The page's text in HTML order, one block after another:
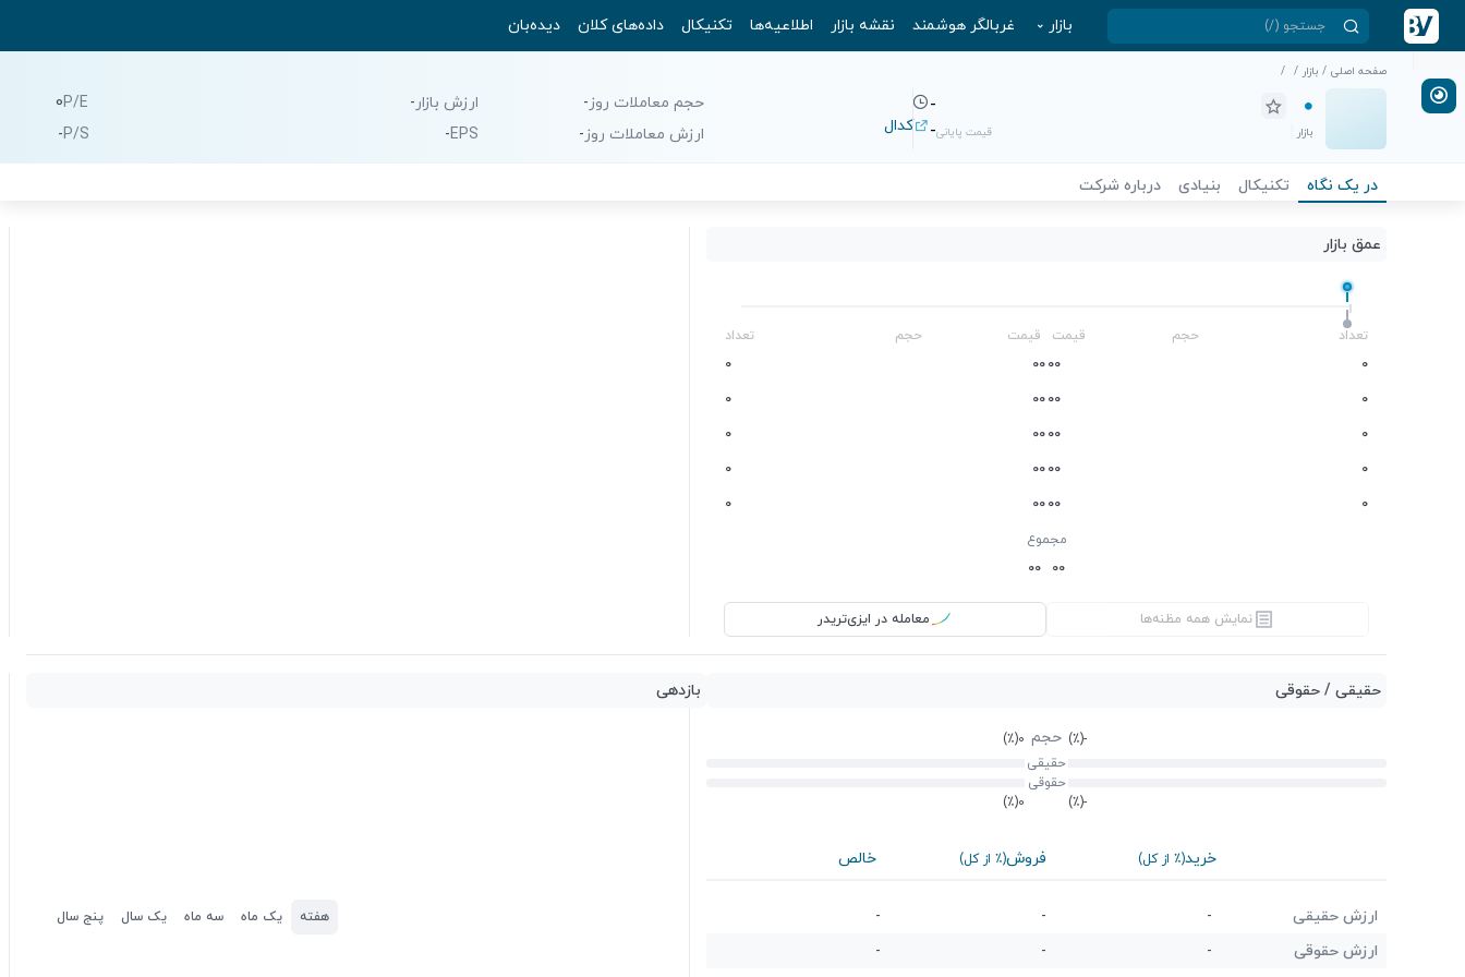
بازار غربالگر هوشمند نقشه بازار اطلاعیه‌ها تکنیکال داده‌های کلان دیده‌بان
صفحه اصلی / بازار /
/
-
بازار قیمت پایانی- کدال
حجم معاملات روز-
ارزش معاملات روز-
ارزش بازار-
EPS
-
P/E
0
P/S
-
در یک نگاه تکنیکال بنیادی درباره شرکت
عمق بازار
-
تعداد حجم قیمت قیمت حجم
تعداد
0
0
0
0
0
0
0
0
0
0
0
0
0
0
0
0
0
0
0
0
0
0
0
0
0
0
0
0
0
0
مجموع
0
0
0
0
نمایش همه مظنه‌ها معامله در ایزی‌تریدر
حقیقی / حقوقی
-(٪) حجم 0(٪)
حقیقی
حقوقی
-(٪) 0(٪)
خرید(٪ از کل) فروش(٪ از کل) خالص
ارزش حقیقی -
-
-
ارزش حقوقی
-
-
-
بازدهی
هفته یک ماه سه ماه یک سال پنج سال